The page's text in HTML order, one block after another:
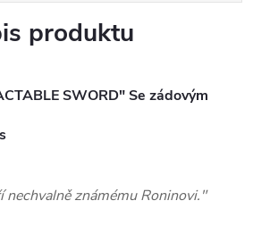
produktu
SWORD" Se zádovým
nechvalně známému Roninovi."